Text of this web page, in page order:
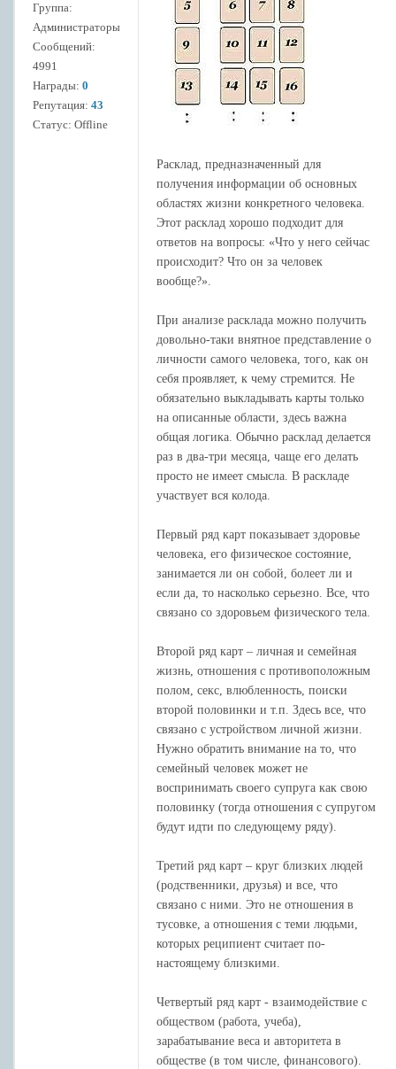
Группа:
Администраторы
Сообщений:
4991
Награды: 0
Репутация: 43
Статус: Offline
Расклад, предназначенный для
получения информации об основных
областях жизни конкретного человека.
Этот расклад хорошо подходит для
ответов на вопросы: «Что у него сейчас
происходит? Что он за человек
вообще?».
При анализе расклада можно получить
довольно-таки внятное представление о
личности самого человека, того, как он
себя проявляет, к чему стремится. Не
обязательно выкладывать карты только
на описанные области, здесь важна
общая логика. Обычно расклад делается
раз в два-три месяца, чаще его делать
просто не имеет смысла. В раскладе
участвует вся колода.
Первый ряд карт показывает здоровье
человека, его физическое состояние,
занимается ли он собой, болеет ли и
если да, то насколько серьезно. Все, что
связано со здоровьем физического тела.
Второй ряд карт – личная и семейная
жизнь, отношения с противоположным
полом, секс, влюбленность, поиски
второй половинки и т.п. Здесь все, что
связано с устройством личной жизни.
Нужно обратить внимание на то, что
семейный человек может не
воспринимать своего супруга как свою
половинку (тогда отношения с супругом
будут идти по следующему ряду).
Третий ряд карт – круг близких людей
(родственники, друзья) и все, что
связано с ними. Это не отношения в
тусовке, а отношения с теми людьми,
которых реципиент считает по-
настоящему близкими.
Четвертый ряд карт - взаимодействие с
обществом (работа, учеба),
зарабатывание веса и авторитета в
обществе (в том числе, финансового).